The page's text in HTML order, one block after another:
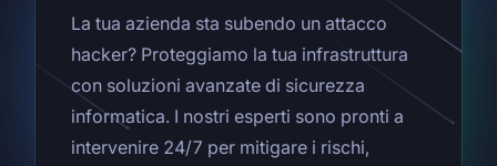
La tua azienda sta subendo un attacco
hacker? Proteggiamo la tua infrastruttura
con soluzioni avanzate di sicurezza
informatica. I nostri esperti sono pronti a
intervenire 24/7 per mitigare i rischi,